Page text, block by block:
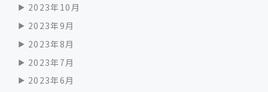
2023年10月
2023年9月
2023年8月
2023年7月
2023年6月